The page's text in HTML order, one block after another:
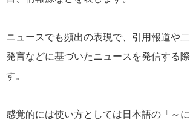
ニュースでも頻出の表現で、引用報道や
発言などに基づいたニュースを発信する
す。
感覚的には使い方としては日本語の「～